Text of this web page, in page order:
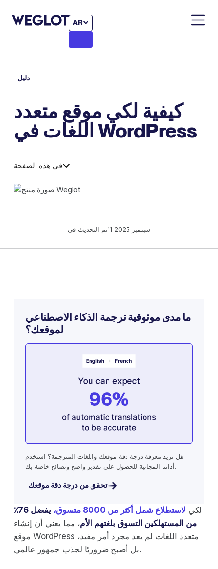
AR
دليل
كيفية لكي موقع متعدد
اللغات في WordPress
في هذه الصفحة
تم التحديث في 11 سبتمبر 2025
لكي لاستطلاع شمل أكثر من 8000 متسوق،
يفضل 76٪
من المستهلكين التسوق بلغتهم الأم، مما يعني أن إنشاء
موقع WordPress متعدد اللغات لم يعد مجرد أمر مفيد،
بل أصبح ضروريًا لجذب جمهور عالمي.
ما مدى موثوقية ترجمة الذكاء الاصطناعي
لموقعك؟
هل تريد معرفة درجة دقة موقعك واللغات المترجمة؟ استخدم
أداتنا المجانية للحصول على تقدير واضح ونصائح خاصة بك.
تحقق من درجة دقة موقعك